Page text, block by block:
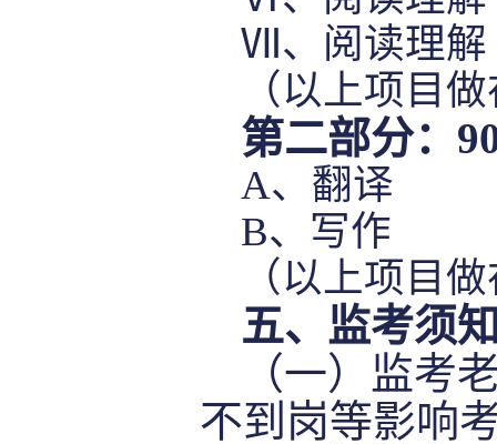
Ⅶ、阅读理解
（以上项目
第二部分：
A、翻译
B、写作
（以上项目
五、监考须
（一）监考
不到岗等影响